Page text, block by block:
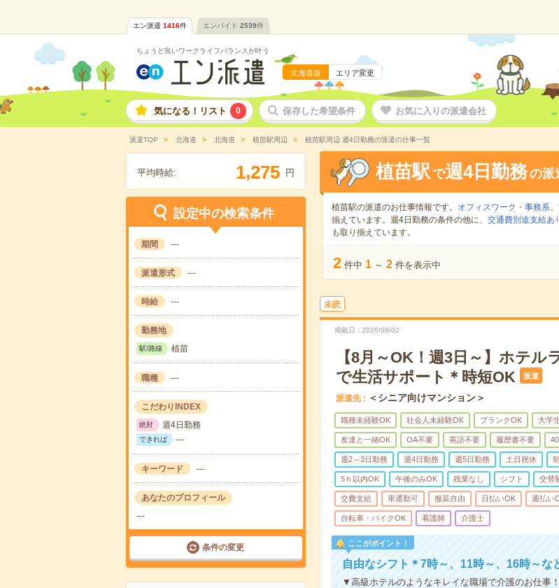
エン派遣 1416件 エンバイト 2539件
ちょうど良いワークライフバランスが叶う
北海道版 エリア変更
気になる！リスト 0 保存した希望条件 お気に入りの派遣会社
派遣TOP 北海道 北海道 植苗駅周辺 植苗駅周辺 週4日勤務の派遣の仕事一覧
平均時給: 1,275 円
設定中の検索条件
期間 ---
派遣形式 ---
時給 ---
勤務地
駅/路線 植苗
職種 ---
こだわりINDEX
絶対 週4日勤務
できれば ---
キーワード ---
あなたのプロフィール
---
条件の変更
植苗駅 で週4日勤務の派
植苗駅の派遣のお仕事情報です。 オフィスワーク・事務系、
揃えています。週4日勤務の条件の他に、 交通費別途支給あ
も取り揃えています。
2 件中 1 ～ 2 件を表示中
未読
掲載日 2026/08/02
【8月～OK！週3日～】ホテ
で生活サポート＊時短OK
派遣
派遣先 ＜シニア向けマンション＞
職種未経験OK 社会人未経験OK ブランクOK 大学
友達と一緒OK OA不要 英語不要 履歴書不要
週2～3日勤務 週4日勤務 週5日勤務 土日祝休
5ｈ以内OK 午後のみOK 残業なし シフト 交替
交費支給 車通勤可 服装自由 日払いOK 週払い
自転車・バイクOK 看護師 介護士
ここがポイント！
自由なシフト＊7時～、11時～、16時～な
▼高級ホテルのようなキレイな職場で介護のお仕事